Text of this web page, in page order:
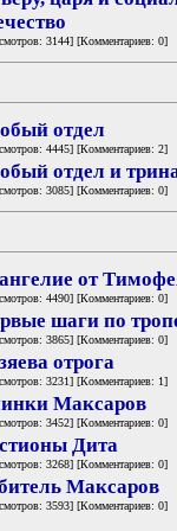
3144] [Комментариев: 0]
отдел
4445] [Комментариев: 2]
отдел и
3085] [Комментариев: 0]
от
4490] [Комментариев: 0]
шаги по
3865] [Комментариев: 0]
отрога
3231] [Комментариев: 1]
Максаров
3452] [Комментариев: 0]
Дита
3268] [Комментариев: 0]
Максаров
3593] [Комментариев: 0]